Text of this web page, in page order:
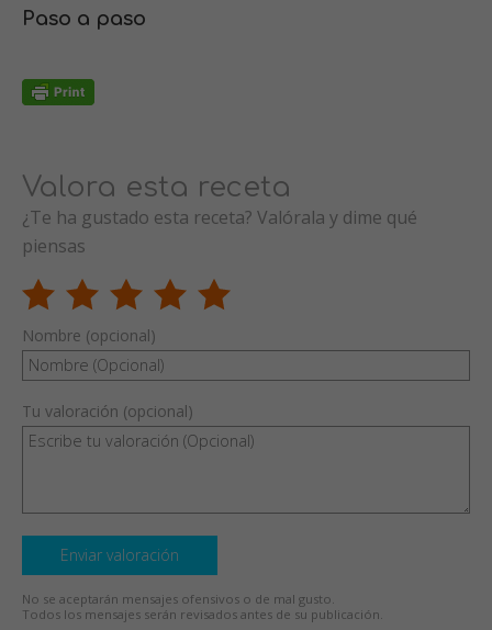
Paso a paso
Valora esta receta
¿Te ha gustado esta receta? Valórala y dime qué
piensas
Nombre (opcional)
Tu valoración (opcional)
Enviar valoración
No se aceptarán mensajes ofensivos o de mal gusto.
Todos los mensajes serán revisados antes de su publicación.